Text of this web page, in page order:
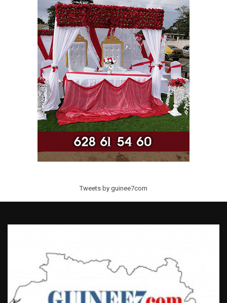
Tweets by guinee7com